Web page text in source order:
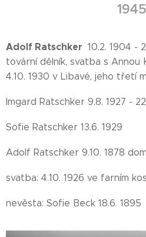
1945
Adolf Ratschker 10.2. 1904 -
tovární dělník, svatba s Annou
4.10. 1930 v Libavé, jeho třetí
Imgard Ratschker 9.8. 1927 -
Sofie Ratschker 13.6. 1929
Adolf Ratschker 9.10. 1878
svatba: 4.10. 1926 ve farním
nevěsta: Sofie Beck 18.6. 1895